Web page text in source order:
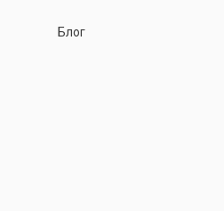
Блог